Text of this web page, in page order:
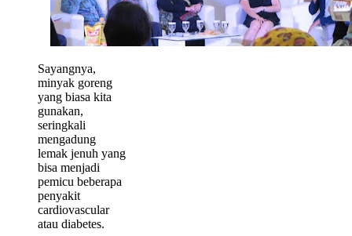
Sayangnya,
minyak goreng
yang biasa kita
gunakan,
seringkali
mengadung
lemak jenuh yang
bisa menjadi
pemicu beberapa
penyakit
cardiovascular
atau diabetes.